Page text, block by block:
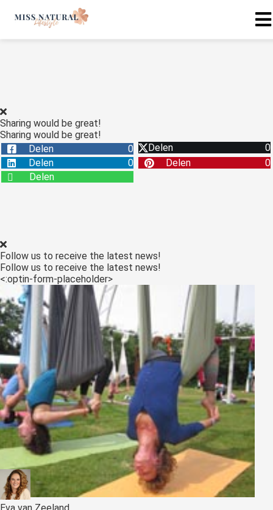
Sharing would be great!
Sharing would be great!
Delen
0 Delen
0
Delen
0 Delen
0
Delen
Follow us to receive the latest news!
Follow us to receive the latest news!
<:optin-form-placeholder>